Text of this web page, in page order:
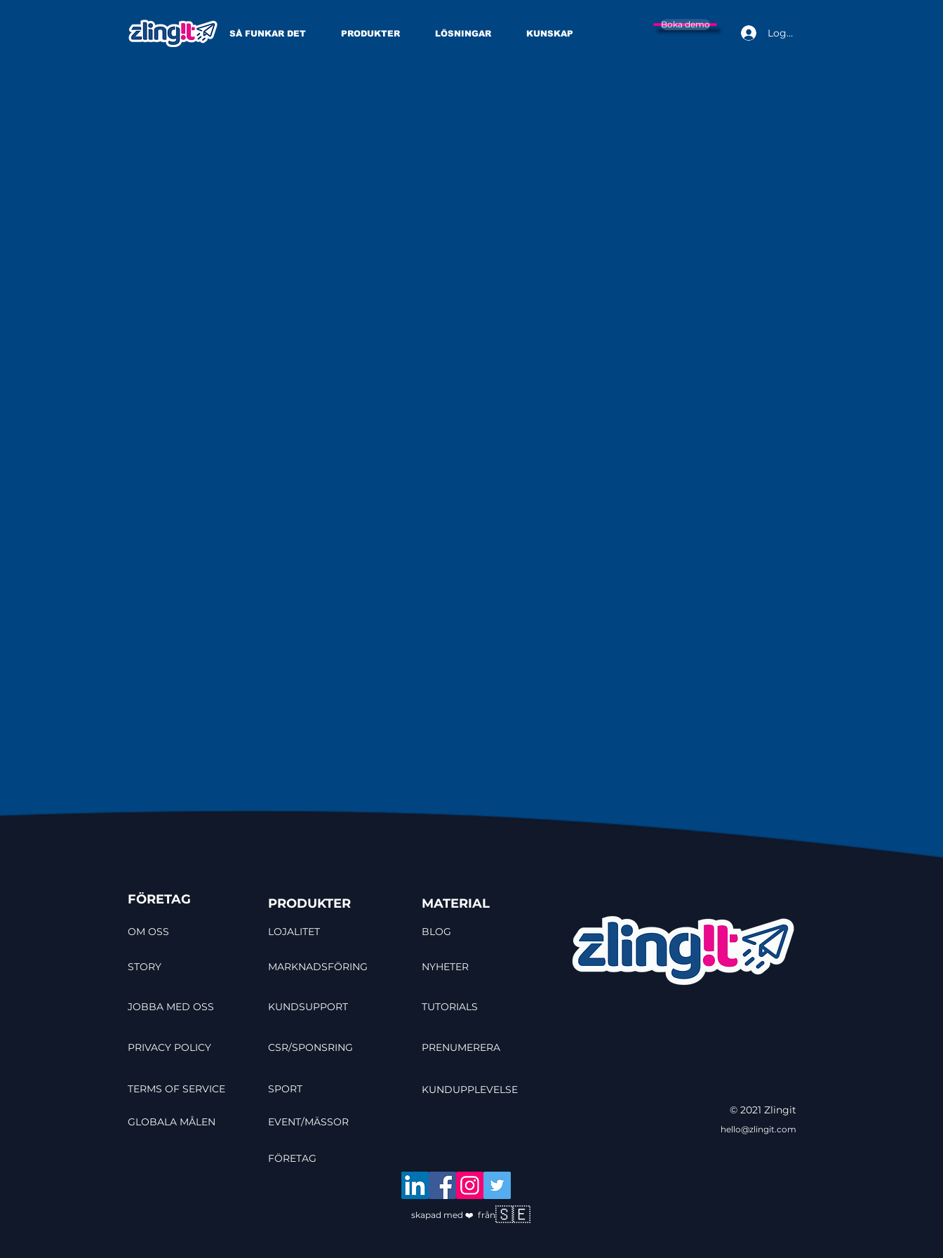
SÅ FUNKAR DET PRODUKTER LÖSNINGAR KUNSKAP
Boka demo
Logga in
OM OSS
STORY
JOBBA MED OSS
PRIVACY POLICY
TERMS OF SERVICE
GLOBALA MÅLEN
PRODUKTER
LOJALITET
MARKNADSFÖRING
KUNDSUPPORT
CSR/SPONSRING
SPORT
EVENT/MÄSSOR
MATERIAL
BLOG
NYHETER
TUTORIALS
PRENUMERERA
KUNDUPPLEVELSE
© 2021 Zlingit
hello@zlingit.com
FÖRETAG
skapad med ❤️ från🇸🇪
FÖRETAG